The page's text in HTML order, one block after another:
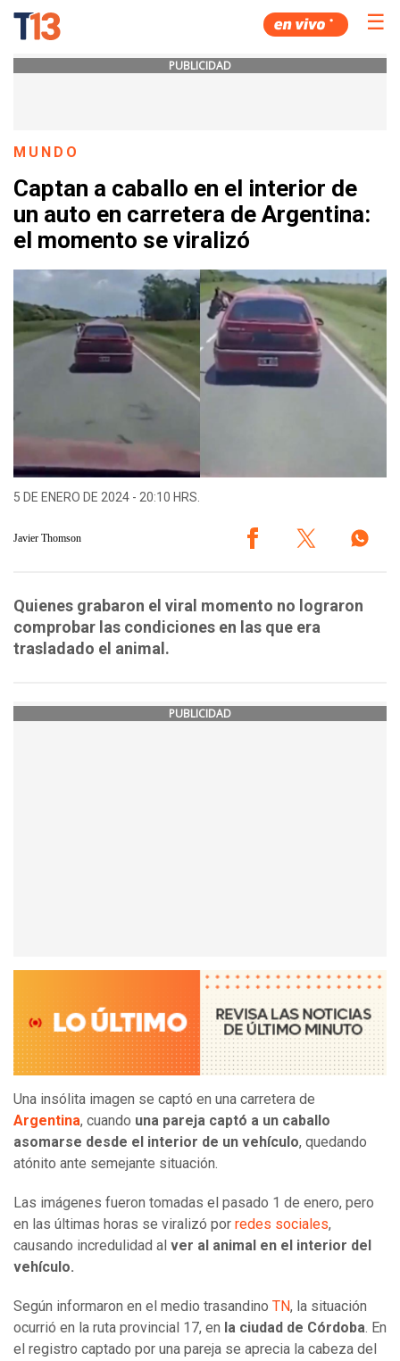
☰
PUBLICIDAD
MUNDO
Captan a caballo en el interior de
un auto en carretera de Argentina:
el momento se viralizó
5 DE ENERO DE 2024 - 20:10 HRS.
Javier Thomson
Quienes grabaron el viral momento no lograron
comprobar las condiciones en las que era
trasladado el animal.
PUBLICIDAD
Una insólita imagen se captó en una carretera de
Argentina, cuando una pareja captó a un caballo
asomarse desde el interior de un vehículo, quedando
atónito ante semejante situación.
Las imágenes fueron tomadas el pasado 1 de enero, pero
en las últimas horas se viralizó por redes sociales,
causando incredulidad al ver al animal en el interior del
vehículo.
Según informaron en el medio trasandino TN, la situación
ocurrió en la ruta provincial 17, en la ciudad de Córdoba. En
el registro captado por una pareja se aprecia la cabeza del